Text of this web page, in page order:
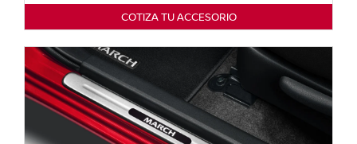
COTIZA TU ACCESORIO